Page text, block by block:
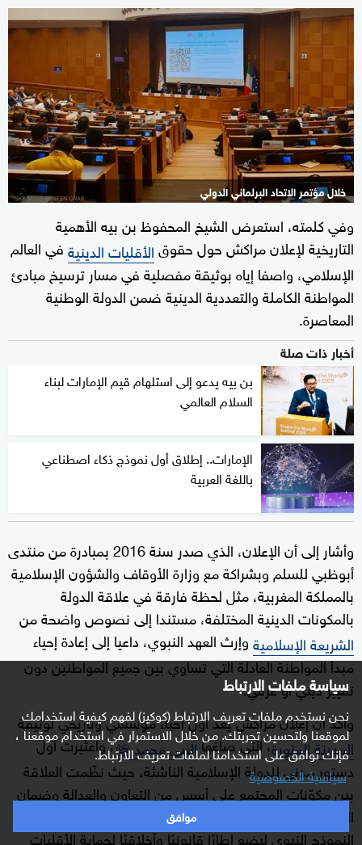
سياسة ملفات الارتباط
نحن نستخدم ملفات تعريف الارتباط (كوكيز) لفهم كيفية استخدامك
لموقعنا ولتحسين تجربتك. من خلال الاستمرار في استخدام موقعنا ،
فإنك توافق على استخدامنا لملفات تعريف الارتباط.
سياسية الخصوصية
موافق
خلال مؤتمر الاتحاد البرلماني الدولي
وفي كلمته، استعرض الشيخ المحفوظ بن بيه الأهمية
التاريخية لإعلان مراكش حول حقوقالأقليات الدينيةفي العالم
الإسلامي، واصفا إياه بوثيقة مفصلية في مسار ترسيخ مبادئ
المواطنة الكاملة والتعددية الدينية ضمن الدولة الوطنية
المعاصرة.
أخبار ذات صلة
بن بيه يدعو إلى استلهام قيم الإمارات لبناء
السلام العالمي
الإمارات.. إطلاق أول نموذج ذكاء اصطناعي
باللغة العربية
وأشار إلى أن الإعلان، الذي صدر سنة 2016 بمبادرة من منتدى
أبوظبي للسلم وبشراكة مع وزارة الأوقاف والشؤون الإسلامية
بالمملكة المغربية، مثل لحظة فارقة في علاقة الدولة
بالمكونات الدينية المختلفة، مستندا إلى نصوص واضحة من
الشريعة الإسلاميةوإرث العهد النبوي، داعيا إلى إعادة إحياء
مبدأ المواطنة العادلة التي تساوي بين جميع المواطنين دون
تمييز ديني أو عرقي.
وأكد أن إعلان مراكش يُعد أول إحياء مؤسسي وتاريخي لوثيقة
المدينة المنورة، التي صاغهاالنبي محمد ﷺ، واعتُبرت أول
دستور مدني للدولة الإسلامية الناشئة، حيث نظّمت العلاقة
بين مكوّنات المجتمع على أسس من التعاون والعدالة وضمان
الحقوق والسلم الأهلي. وقد استلهم إعلان مراكش هذا
النموذج النبوي ليضع إطارًا قانونيًا وأخلاقيًا لحماية الأقليات